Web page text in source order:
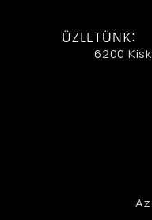
ÜZLETÜNK:
6200